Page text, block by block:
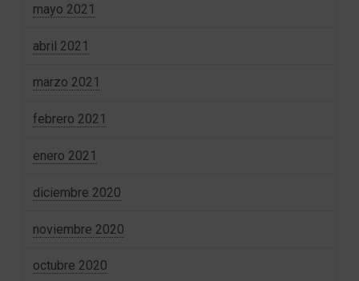
mayo 2021
abril 2021
marzo 2021
febrero 2021
enero 2021
diciembre 2020
noviembre 2020
octubre 2020